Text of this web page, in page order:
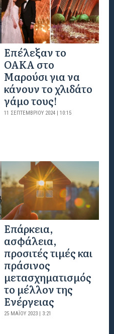
Επέλεξαν το
ΟΑΚΑ στο
Μαρούσι για να
κάνουν το χλιδάτο
γάμο τους!
11 ΣΕΠΤΕΜΒΡΊΟΥ 2024 | 10:15
Επάρκεια,
ασφάλεια,
προσιτές τιμές και
πράσινος
μετασχηματισμός
το μέλλον της
Ενέργειας
25 ΜΑΪ́ΟΥ 2023 | 3:21